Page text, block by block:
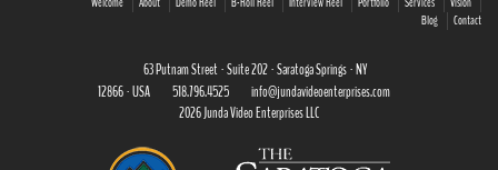
Blog
Contact
63 Putnam Street · Suite 202 · Saratoga Springs · NY
12866 · USA
518.796.4525
info@jundavideoenterprises.com
2026 Junda Video Enterprises LLC